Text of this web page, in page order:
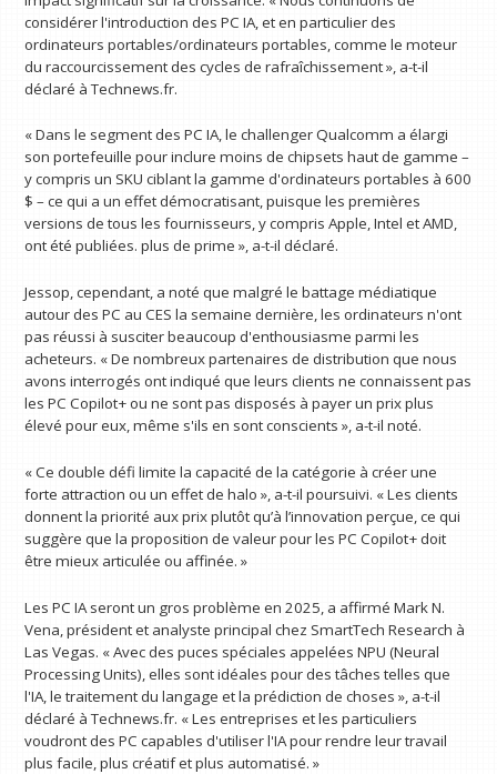
considérer l'introduction des PC IA, et en particulier des
ordinateurs portables/ordinateurs portables, comme le moteur
du raccourcissement des cycles de rafraîchissement », a-t-il
déclaré à Technews.fr.
« Dans le segment des PC IA, le challenger Qualcomm a élargi
son portefeuille pour inclure moins de chipsets haut de gamme –
y compris un SKU ciblant la gamme d'ordinateurs portables à 600
$ – ce qui a un effet démocratisant, puisque les premières
versions de tous les fournisseurs, y compris Apple, Intel et AMD,
ont été publiées. plus de prime », a-t-il déclaré.
Jessop, cependant, a noté que malgré le battage médiatique
autour des PC au CES la semaine dernière, les ordinateurs n'ont
pas réussi à susciter beaucoup d'enthousiasme parmi les
acheteurs. « De nombreux partenaires de distribution que nous
avons interrogés ont indiqué que leurs clients ne connaissent pas
les PC Copilot+ ou ne sont pas disposés à payer un prix plus
élevé pour eux, même s'ils en sont conscients », a-t-il noté.
« Ce double défi limite la capacité de la catégorie à créer une
forte attraction ou un effet de halo », a-t-il poursuivi. « Les clients
donnent la priorité aux prix plutôt qu’à l’innovation perçue, ce qui
suggère que la proposition de valeur pour les PC Copilot+ doit
être mieux articulée ou affinée. »
Les PC IA seront un gros problème en 2025, a affirmé Mark N.
Vena, président et analyste principal chez SmartTech Research à
Las Vegas. « Avec des puces spéciales appelées NPU (Neural
Processing Units), elles sont idéales pour des tâches telles que
l'IA, le traitement du langage et la prédiction de choses », a-t-il
déclaré à Technews.fr. « Les entreprises et les particuliers
voudront des PC capables d'utiliser l'IA pour rendre leur travail
plus facile, plus créatif et plus automatisé. »